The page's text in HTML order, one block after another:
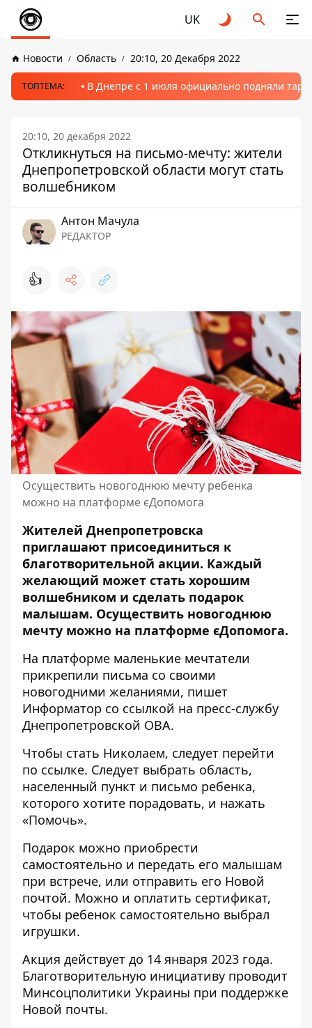
UK
Новости Область 20:10, 20 Декабря 2022
ТОПТЕМА: В Днепре с 1 июля официально подняли
20:10, 20 декабря 2022
Откликнуться на письмо-мечту: жители
Днепропетровской области могут стать
волшебником
Антон Мачула
РЕДАКТОР
👍
Осуществить новогоднюю мечту ребенка
можно на платформе єДопомога
Жителей Днепропетровска
приглашают присоединиться к
благотворительной акции. Каждый
желающий может стать хорошим
волшебником и сделать подарок
малышам. Осуществить новогоднюю
мечту можно на платформе єДопомога.
На платформе маленькие мечтатели
прикрепили письма со своими
новогодними желаниями, пишет
Информатор со ссылкой на пресс-службу
Днепропетровской ОВА.
Чтобы стать Николаем, следует перейти
по ссылке. Следует выбрать область,
населенный пункт и письмо ребенка,
которого хотите порадовать, и нажать
«Помочь».
Подарок можно приобрести
самостоятельно и передать его малышам
при встрече, или отправить его Новой
почтой. Можно и оплатить сертификат,
чтобы ребенок самостоятельно выбрал
игрушки.
Акция действует до 14 января 2023 года.
Благотворительную инициативу проводит
Минсоцполитики Украины при поддержке
Новой почты.